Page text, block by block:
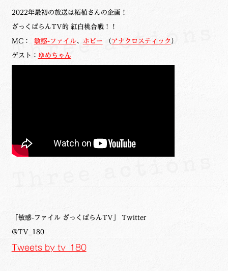
2022年最初の放送は柘植さんの企画！
ざっくばらんTV的 紅白桃合戦！！
MC： 敏感-ファイル、 ホビー （ アナクロスティック ）
ゲスト： ゆめちゃん
「敏感-ファイル ざっくばらんTV」 Twitter
@TV_180
Tweets by tv_180